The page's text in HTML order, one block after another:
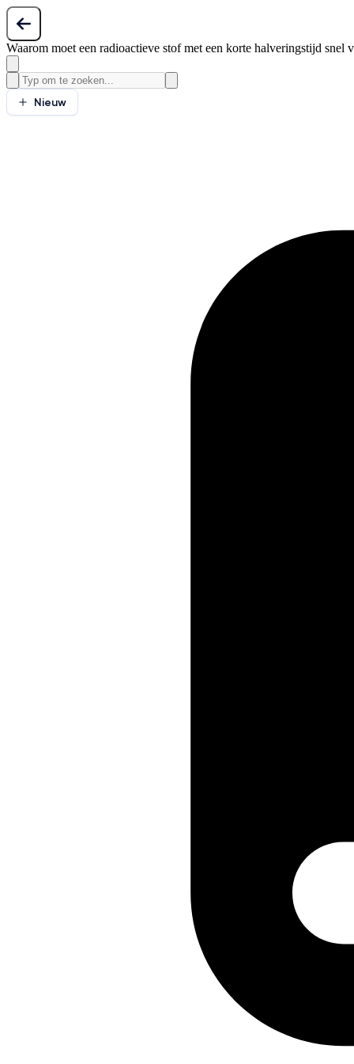
Waarom moet een radioactieve stof met een korte halveringstijd snel
Nieuw